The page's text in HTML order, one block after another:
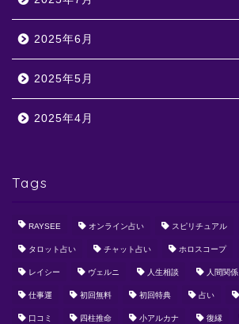
2025年6月
2025年5月
2025年4月
Tags
RAYSEE オンライン占い スピリチュアル
タロット占い チャット占い ホロスコープ
レイシー ヴェルニ 人生相談 人間関係
仕事運 初回無料 初回特典 占い
口コミ 四柱推命 小アルカナ 復縁